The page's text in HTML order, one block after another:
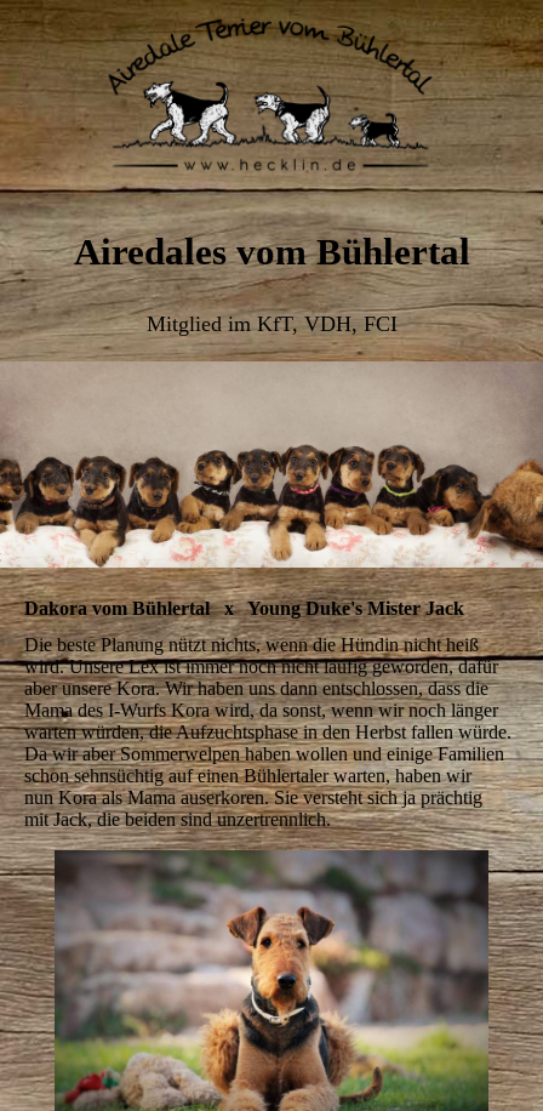
Airedales vom Bühlertal
Mitglied im KfT, VDH, FCI
Dakora vom Bühlertal x Young Duke's Mister Jack
Die beste Planung nützt nichts, wenn die Hündin nicht heiß
wird. Unsere Lex ist immer noch nicht läufig geworden, dafür
aber unsere Kora. Wir haben uns dann entschlossen, dass die
Mama des I-Wurfs Kora wird, da sonst, wenn wir noch länger
warten würden, die Aufzuchtsphase in den Herbst fallen würde.
Da wir aber Sommerwelpen haben wollen und einige Familien
schon sehnsüchtig auf einen Bühlertaler warten, haben wir
nun Kora als Mama auserkoren. Sie versteht sich ja prächtig
mit Jack, die beiden sind unzertrennlich.